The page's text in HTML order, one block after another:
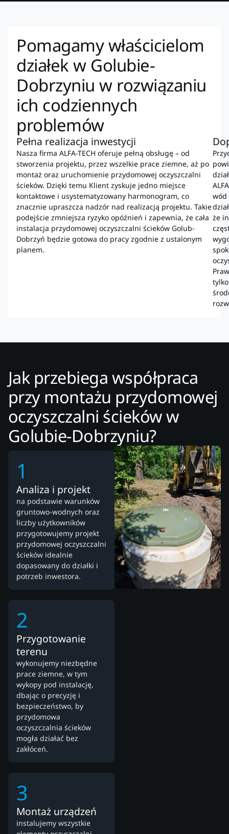
Pomagamy właścicielom
działek w Golubie-
Dobrzyniu w rozwiązaniu
ich codziennych
problemów
Pełna realizacja inwestycji
Nasza firma ALFA-TECH oferuje pełną obsługę – od
stworzenia projektu, przez wszelkie prace ziemne, aż po
montaż oraz uruchomienie przydomowej oczyszczalni
ścieków. Dzięki temu Klient zyskuje jedno miejsce
kontaktowe i usystematyzowany harmonogram, co
znacznie upraszcza nadzór nad realizacją projektu. Takie
podejście zmniejsza ryzyko opóźnień i zapewnia, że cała
instalacja przydomowej oczyszczalni ścieków Golub-
Dobrzyń będzie gotowa do pracy zgodnie z ustalonym
planem.
wód
że
Jak przebiega współpraca
przy montażu przydomowej
oczyszczalni ścieków w
Golubie-Dobrzyniu?
1
Analiza i projekt
na podstawie warunków
gruntowo-wodnych oraz
liczby użytkowników
przygotowujemy projekt
przydomowej oczyszczalni
ścieków idealnie
dopasowany do działki i
potrzeb inwestora.
2
Przygotowanie
terenu
wykonujemy niezbędne
prace ziemne, w tym
wykopy pod instalację,
dbając o precyzję i
bezpieczeństwo, by
przydomowa
oczyszczalnia ścieków
mogła działać bez
zakłóceń.
3
Montaż urządzeń
instalujemy wszystkie